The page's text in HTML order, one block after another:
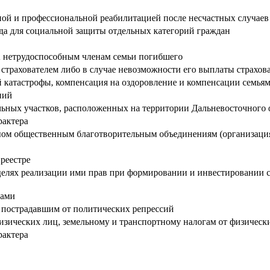
и профессиональной реабилитацией после несчастных
социальной защиты отдельных категорий граждан
членам семьи погибшего
либо в случае невозможности его выплаты
компенсация на оздоровление и компенсации
участков, расположенных на территории Дальневосточного
общественным благотворительным объединениям
реализации ими прав при формировании и
от политических репрессий
лиц, земельному и транспортному налогам от